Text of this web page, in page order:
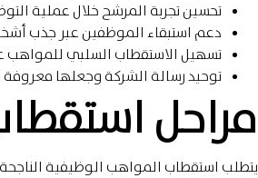
تحسين تجربة المرشح خلال عملية
دعم استبقاء الموظفين عبر جذب
تسهيل الاستقطاب السلبي للمواهب
توحيد رسالة الشركة وجعلها
مراحل
يتطلب استقطاب المواهب الوظيفية